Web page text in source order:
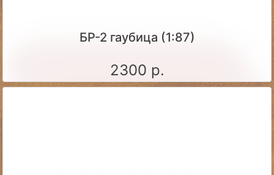
БР-2 гаубица (1:87)
2300 р.